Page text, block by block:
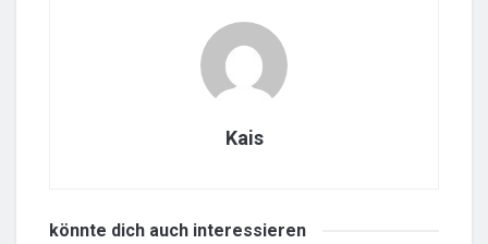
Kais
könnte dich auch interessieren